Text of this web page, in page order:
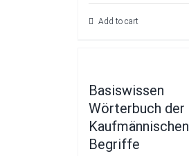
Add to cart
Basiswissen
Wörterbuch der
Kaufmännischen
Begriffe